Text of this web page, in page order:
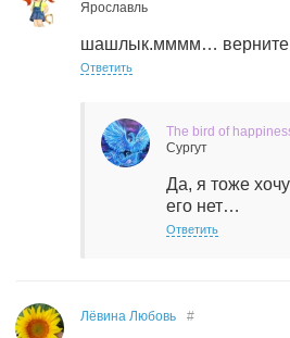
Ярославль
шашлык.мммм… верните
Ответить
The bird of
Сургут
Да, я тоже
его нет…
Ответить
Лёвина Любовь #